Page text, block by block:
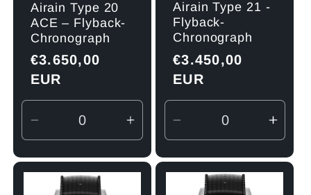
Airain Type 20
ACE – Flyback-
Chronograph
Normaler
Preis
€3.650,00
EUR
Verringere
die
Menge
Erhöhe
die
Menge
Airain Type 21 -
Flyback-
Chronograph
Normaler
Preis
€3.450,00
EUR
Verringere
die
Menge
die